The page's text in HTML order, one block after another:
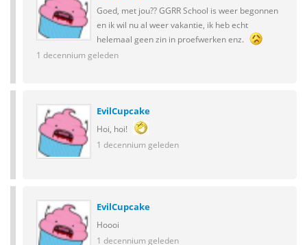
Goed, met jou?? GGRR School is weer begonnen
en ik wil nu al weer vakantie, ik heb echt
helemaal geen zin in proefwerken enz.
1 decennium geleden
EvilCupcake
Hoi, hoi!
1 decennium geleden
EvilCupcake
Hoooi
1 decennium geleden